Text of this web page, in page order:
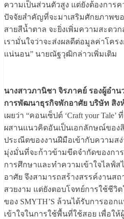
ความเป็นส่วนตัวสูง แต่ยังต้องการ
ปัจจัยสำคัญที่จะมาเสริมศักยภาพข
สายสีน้ำตาล จะยิ่งเพิ่มความสะดว
เรามั่นใจว่าจะส่งผลดีต่อมูลค่าโคร
แน่นอน” นายณัฐวุฒิกล่าวเพิ่มเติม
นางสาวภานิชา จิรภาคย์ รองผู้อำน
การพัฒนาธุรกิจพักอาศัย บริษัท สิง
เผยว่า “คอนเซ็ปต์ ‘Craft your
ผสานแนวคิดอันเป็นเอกลักษณ์ของ
ประณีตของงานฝีมือเข้ากับความสง่
มุ่งมั่นที่จะก้าวข้ามขีดจำกัดของกา
การศึกษาและทำความเข้าใจไลฟ์
อาศัย จึงสามารถสร้างสรรค์งานส
สวยงาม แต่ยังตอบโจทย์การใช้ชีวิ
ของ SMYTH’S ล้วนได้รับการออ
เข้าใจในการใช้พื้นที่ใช้สอย เพื่อให้